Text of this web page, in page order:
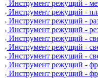
Инструмент режущий -
Инструмент режущий -
Инструмент режущий -
Инструмент режущий -
Инструмент режущий -
Инструмент режущий -
Инструмент режущий -
Инструмент режущий -
Инструмент режущий -